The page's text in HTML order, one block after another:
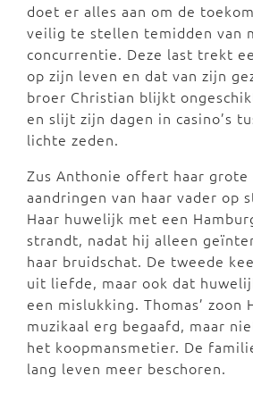
doet er alles aan om de
veilig te stellen temidden van
concurrentie. Deze last trekt
op zijn leven en dat van zijn
broer Christian blijkt
en slijt zijn dagen in casino’s
lichte zeden.
Zus Anthonie offert haar
aandringen van haar vader op
Haar huwelijk met een
strandt, nadat hij alleen
haar bruidschat. De tweede
uit liefde, maar ook dat
een mislukking. Thomas’ zoon
muzikaal erg begaafd, maar
het koopmansmetier. De
lang leven meer beschoren.